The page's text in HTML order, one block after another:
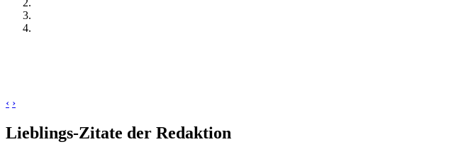
‹ ›
Lieblings-Zitate der Redaktion